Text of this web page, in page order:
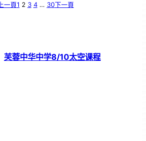
上一頁1 2 3 4 … 30下一頁
芙蓉中华中学8/10太空课程